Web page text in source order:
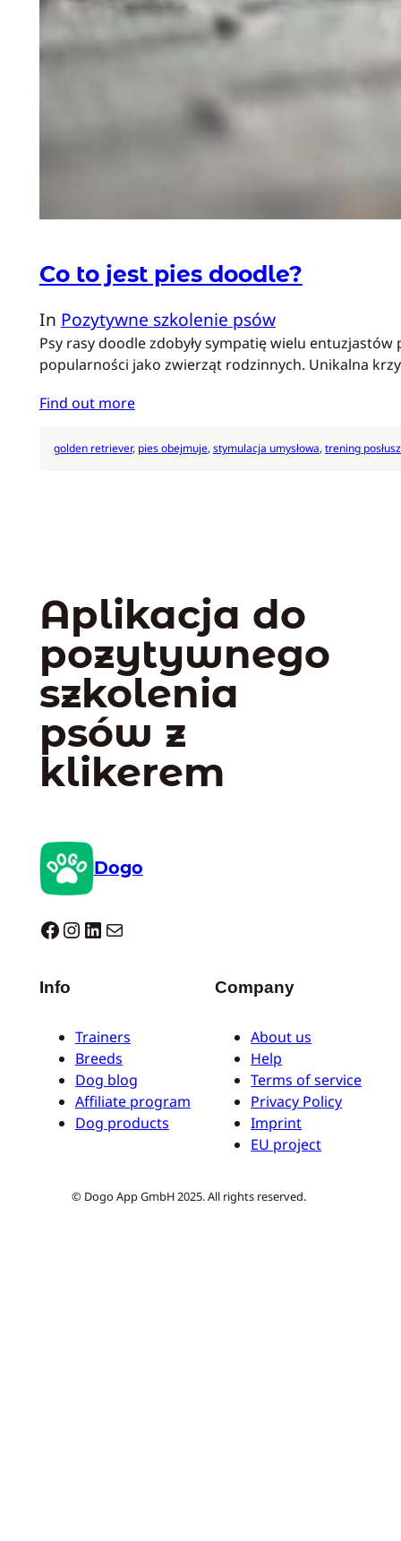
Co to jest pies doodle?
In Pozytywne szkolenie psów
Psy rasy doodle zdobyły sympatię wielu
popularności jako zwierząt rodzinnych. Unikalna
Find out more
golden retriever, pies obejmuje, stymulacja umysłowa, trening
Aplikacja do
pozytywnego
szkolenia
psów z
klikerem
Dogo
Dogo facebook InstagramLinkedIn Mail
Info
Trainers
Breeds
Dog blog
Affiliate program
Dog products
Company
About us
Help
Terms of service
Privacy Policy
Imprint
EU project
© Dogo App GmbH 2025. All rights reserved.